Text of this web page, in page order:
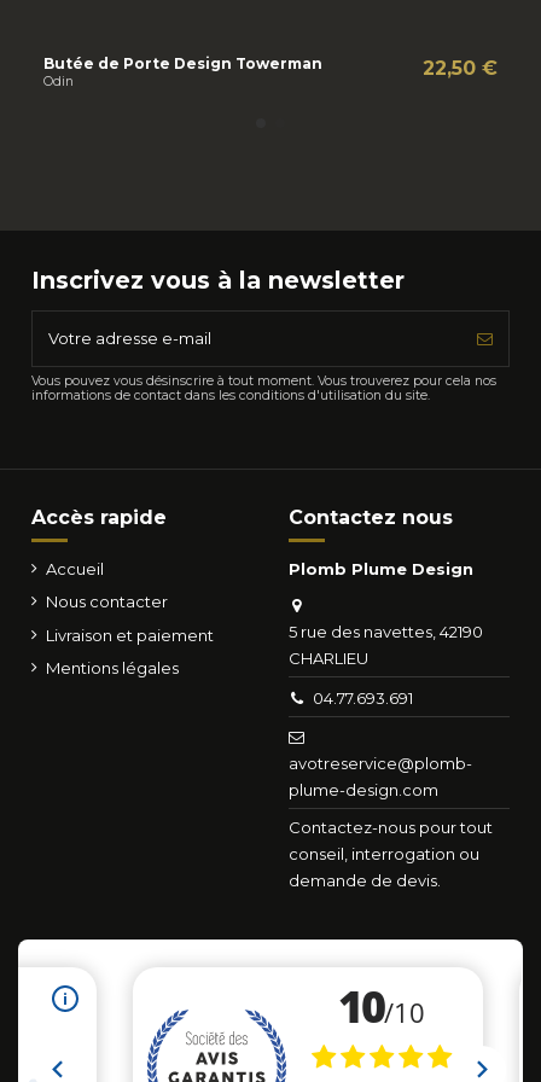
Butée de Porte Design Towerman
Odin
22,50 €
Inscrivez vous à la newsletter
Vous pouvez vous désinscrire à tout moment. Vous trouverez pour cela nos
informations de contact dans les conditions d'utilisation du site.
Accès rapide
Accueil
Nous contacter
Livraison et paiement
Mentions légales
Contactez nous
Plomb Plume Design
5 rue des navettes, 42190
CHARLIEU
04.77.693.691
avotreservice@plomb-
plume-design.com
Contactez-nous pour tout
conseil, interrogation ou
demande de devis.